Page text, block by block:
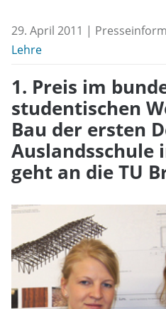
29. April 2011 |
Lehre
1. Preis im
studentischen
Bau der ersten
Auslandsschule
geht an die TU